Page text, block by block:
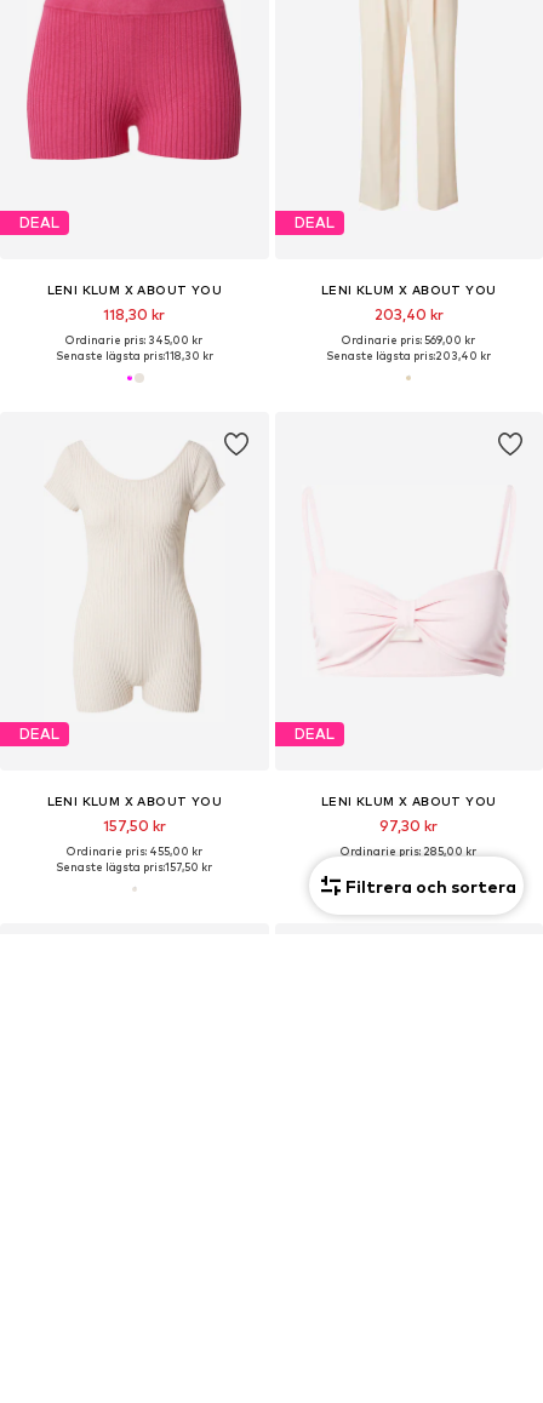
DEAL
LENI KLUM X ABOUT YOU
118,30 kr
Ordinarie pris: 345,00 kr
Senaste lägsta pris:118,30 kr
DEAL
LENI KLUM X ABOUT YOU
203,40 kr
Ordinarie pris: 569,00 kr
Senaste lägsta pris:203,40 kr
DEAL
LENI KLUM X ABOUT YOU
157,50 kr
Ordinarie pris: 455,00 kr
Senaste lägsta pris:157,50 kr
DEAL
LENI KLUM X ABOUT YOU
97,30 kr
Ordinarie pris: 285,00 kr
Filtrera och sortera